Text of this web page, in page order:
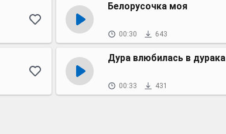
Белорусочка моя
00:30 643
Дура влюбилась в дурака
00:33 431